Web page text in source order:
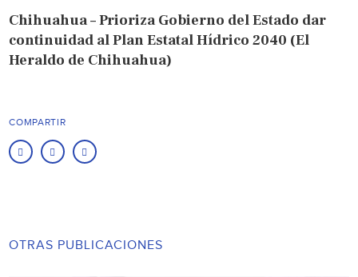
Chihuahua – Prioriza Gobierno del Estado dar
continuidad al Plan Estatal Hídrico 2040 (El
Heraldo de Chihuahua)
COMPARTIR
OTRAS PUBLICACIONES